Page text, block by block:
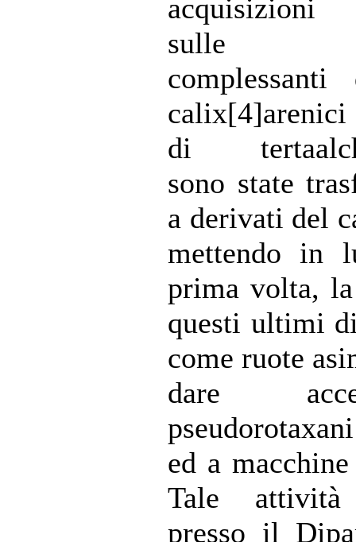
acquisizioni
sulle
di
sono state
a derivati del
mettendo in
prima volta,
questi ultimi
come ruote
dare
ed a
Tale
presso il